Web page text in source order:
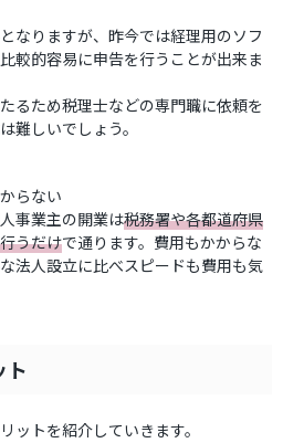
なりますが、昨今では経理用のソフ
較的容易に申告を行うことが出来ま
るため税理士などの専門職に依頼を
難しいでしょう。
らない
事業主の開業は税務署や各都道府県
うだけで通ります。費用もかからな
法人設立に比べスピードも費用も気
ト
ットを紹介していきます。